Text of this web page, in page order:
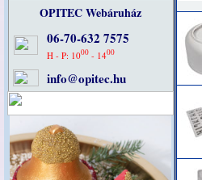
OPITEC Webáruház
06-70-632 7575
H - P: 1000- 1400
info@opitec.hu